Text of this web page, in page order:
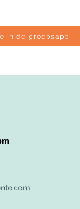
in de groepsapp